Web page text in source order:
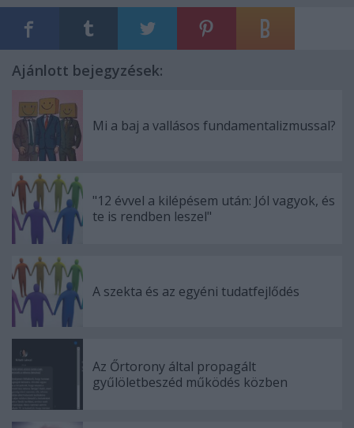
Ajánlott bejegyzések:
Mi a baj a vallásos fundamentalizmussal?
"12 évvel a kilépésem után: Jól vagyok, és
te is rendben leszel"
A szekta és az egyéni tudatfejlődés
Az Őrtorony által propagált
gyűlöletbeszéd működés közben